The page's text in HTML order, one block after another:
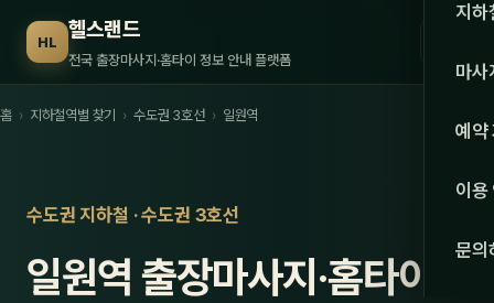
HL 헬스랜드
전국 출장마사지·홈타이 정보 안내 플랫폼 서울
강원·
강원
지하
마사
관리
스
예약
이용
문의
홈 › 지하철역별 찾기 › 수도권 3호선 › 일원역
수도권 지하철 · 수도권 3호선
일원역 출장마사지·홈타이